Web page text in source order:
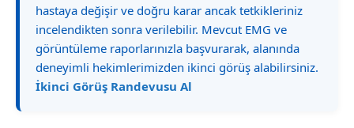
hastaya değişir ve doğru karar ancak tetkikleriniz
incelendikten sonra verilebilir. Mevcut EMG ve
görüntüleme raporlarınızla başvurarak, alanında
deneyimli hekimlerimizden ikinci görüş alabilirsiniz.
İkinci Görüş Randevusu Al